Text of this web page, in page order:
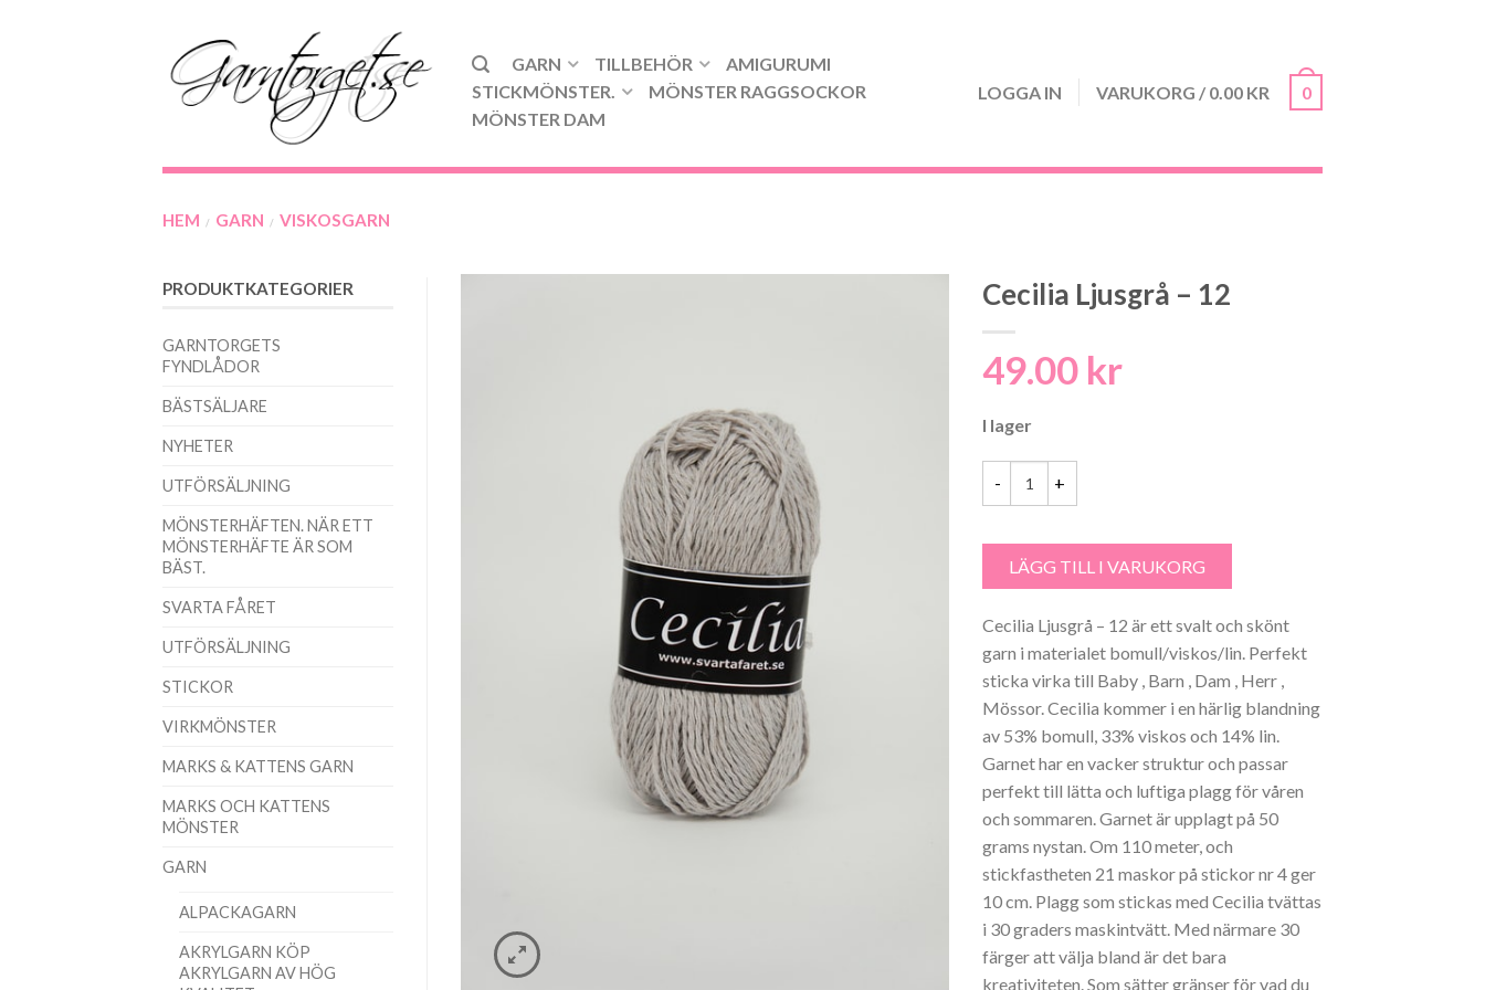
GARN TILLBEHÖR
AMIGURUMI
STICKMÖNSTER.
MÖNSTER RAGGSOCKOR
MÖNSTER DAM
LOGGA IN VARUKORG / 0.00 KR 0
HEM / GARN / VISKOSGARN
PRODUKTKATEGORIER
GARNTORGETS
FYNDLÅDOR
BÄSTSÄLJARE
NYHETER
UTFÖRSÄLJNING
MÖNSTERHÄFTEN. NÄR ETT
MÖNSTERHÄFTE ÄR SOM
BÄST.
SVARTA FÅRET
UTFÖRSÄLJNING
STICKOR
VIRKMÖNSTER
MARKS & KATTENS GARN
MARKS OCH KATTENS
MÖNSTER
GARN
ALPACKAGARN
AKRYLGARN KÖP
AKRYLGARN AV HÖG
Cecilia Ljusgrå – 12
49.00 kr
I lager
LÄGG TILL I VARUKORG
Cecilia Ljusgrå – 12 är ett svalt och skönt
garn i materialet bomull/viskos/lin. Perfekt
sticka virka till Baby , Barn , Dam , Herr ,
Mössor. Cecilia kommer i en härlig blandning
av 53% bomull, 33% viskos och 14% lin.
Garnet har en vacker struktur och passar
perfekt till lätta och luftiga plagg för våren
och sommaren. Garnet är upplagt på 50
grams nystan. Om 110 meter, och
stickfastheten 21 maskor på stickor nr 4 ger
10 cm. Plagg som stickas med Cecilia tvättas
i 30 graders maskintvätt. Med närmare 30
färger att välja bland är det bara
kreativiteten. Som sätter gränser för vad du